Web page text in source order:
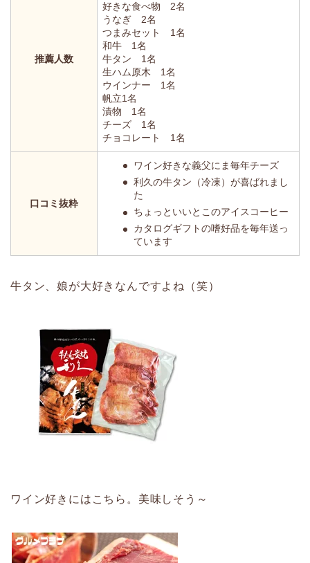
推薦人数
好きな食べ物 2名
うなぎ 2名
つまみセット 1名
和牛 1名
牛タン 1名
生ハム原木 1名
ウインナー 1名
帆立1名
漬物 1名
チーズ 1名
チョコレート 1名
口コミ抜粋
ワイン好きな義父にま毎年チーズ
利久の牛タン（冷凍）が喜ばれまし
た
ちょっといいとこのアイスコーヒー
カタログギフトの嗜好品を毎年送っ
ています
牛タン、娘が大好きなんですよね（笑）
ワイン好きにはこちら。美味しそう～